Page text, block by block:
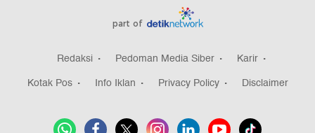
part of
Redaksi Pedoman Media Siber
Karir
Kotak Pos
Info Iklan Privacy Policy Disclaimer